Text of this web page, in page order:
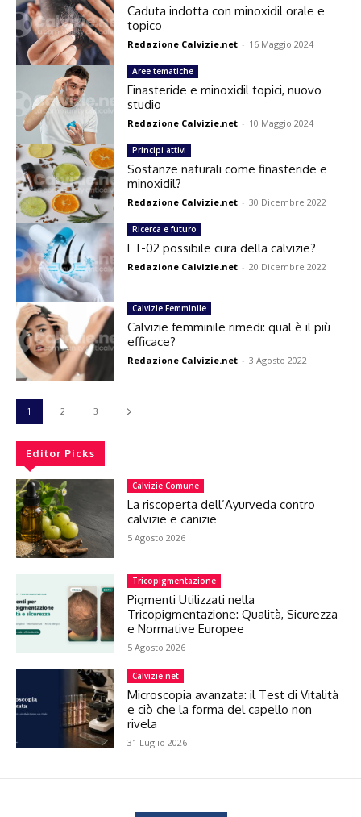
Caduta indotta con minoxidil orale e
topico
Redazione Calvizie.net - 16 Maggio 2024
Aree tematiche
Finasteride e minoxidil topici, nuovo
studio
Redazione Calvizie.net - 10 Maggio 2024
Principi attivi
Sostanze naturali come finasteride e
minoxidil?
Redazione Calvizie.net - 30 Dicembre 2022
Ricerca e futuro
ET-02 possibile cura della calvizie?
Redazione Calvizie.net - 20 Dicembre 2022
Calvizie Femminile
Calvizie femminile rimedi: qual è il più
efficace?
Redazione Calvizie.net - 3 Agosto 2022
1 2 3
Editor Picks
Calvizie Comune
La riscoperta dell’Ayurveda contro
calvizie e canizie
5 Agosto 2026
Tricopigmentazione
Pigmenti Utilizzati nella
Tricopigmentazione: Qualità, Sicurezza
e Normative Europee
5 Agosto 2026
Calvizie.net
Microscopia avanzata: il Test di Vitalità
e ciò che la forma del capello non
rivela
31 Luglio 2026